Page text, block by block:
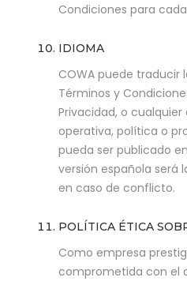
Condiciones para
IDIOMA
COWA puede traducir
Términos y
Privacidad, o
operativa, política o
pueda ser publicado
versión española será
en caso de conflicto.
POLÍTICA ÉTICA
Como empresa
comprometida con el